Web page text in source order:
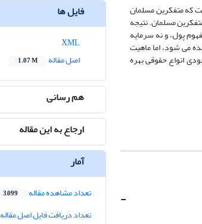
که متفکرین مسلمان
مسلمان. نتیجه
پول، و نه سرمایه
می شود، اما ماهیت
انواع حقوقی بهره
-
فایل ها
اصل مقاله
1.07 M
هم رسانی
ارجاع به این مقاله
آمار
تعداد مشاهده مقاله 3,099
تعداد دریافت فایل اصل مقاله